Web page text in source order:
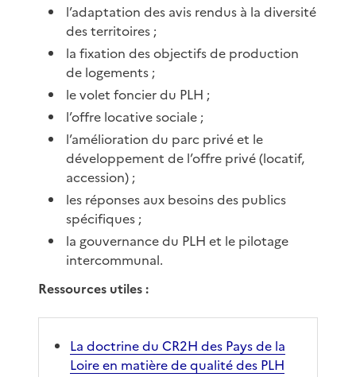
l’adaptation des avis rendus à la diversité
des territoires ;
la fixation des objectifs de production
de logements ;
le volet foncier du PLH ;
l’offre locative sociale ;
l’amélioration du parc privé et le
développement de l’offre privé (locatif,
accession) ;
les réponses aux besoins des publics
spécifiques ;
la gouvernance du PLH et le pilotage
intercommunal.
Ressources utiles :
La doctrine du CR2H des Pays de la
Loire en matière de qualité des PLH